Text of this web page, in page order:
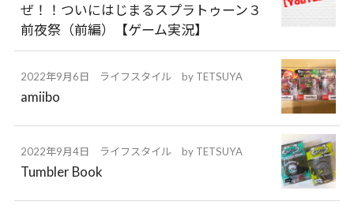
ぜ！！ついにはじまるスプラトゥーン３
前夜祭（前編）【ゲーム実況】
2022年9月6日 ライフスタイル by TETSUYA
amiibo
2022年9月4日 ライフスタイル by TETSUYA
Tumbler Book